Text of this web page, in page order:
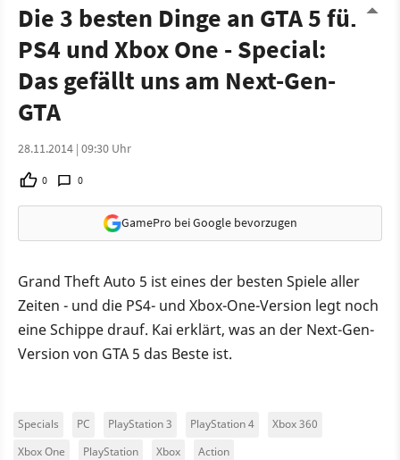
Die 3 besten Dinge an GTA 5 für
PS4 und Xbox One - Special:
Das gefällt uns am Next-Gen-
GTA
28.11.2014 | 09:30 Uhr
0 0
GamePro bei Google bevorzugen
Grand Theft Auto 5 ist eines der besten Spiele aller
Zeiten - und die PS4- und Xbox-One-Version legt noch
eine Schippe drauf. Kai erklärt, was an der Next-Gen-
Version von GTA 5 das Beste ist.
Specials PC PlayStation 3 PlayStation 4
Xbox 360
Xbox One
PlayStation Xbox Action